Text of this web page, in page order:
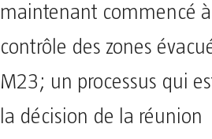
maintenant commencé
contrôle des zones
M23; un processus qui
la décision de la réunion